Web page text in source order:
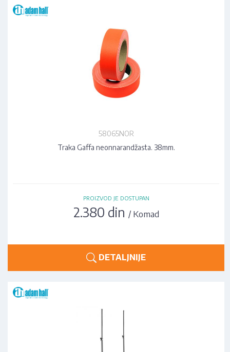
58065NOR
Traka Gaffa neonnarandžasta. 38mm.
PROIZVOD JE DOSTUPAN
2.380 din / Komad
DETALJNIJE